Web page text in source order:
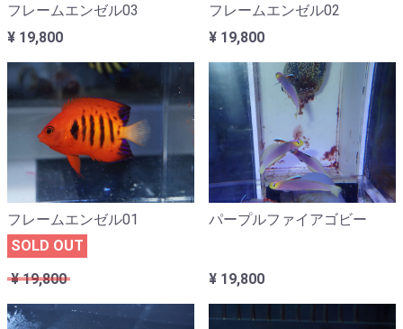
フレームエンゼル03
¥ 19,800
フレームエンゼル02
¥ 19,800
フレームエンゼル01
SOLD OUT
¥ 19,800
パープルファイアゴビー
¥ 19,800